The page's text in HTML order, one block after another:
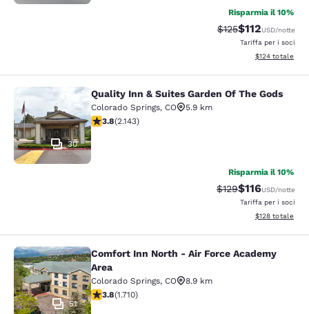
Risparmia il 10%
Tariffa di
$125Tariffa
$112USD/notte
Tariffa per i soci
Visualizza i
$124 totale
Quality Inn & Suites Garden Of The
30
Quality Inn & Suites Garden Of The Gods
Colorado Springs, CO
5.9 km
Valutazione di 3.79 stelle. Buono. 2143 recensioni
3.8(2.143)
Risparmia il 10%
Tariffa di
$129Tariffa
$116USD/notte
Tariffa per i soci
Visualizza i
$128 totale
Comfort Inn North - Air Force
51
Comfort Inn North - Air Force Academy
Area
Colorado Springs, CO
8.9 km
Valutazione di 3.77 stelle. Buono. 1710 recensioni
3.8(1.710)